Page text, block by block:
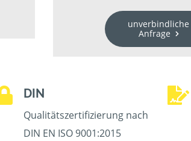
unverbindliche
Anfrage
DIN
Qualitätszertifizierung nach
DIN EN ISO 9001:2015